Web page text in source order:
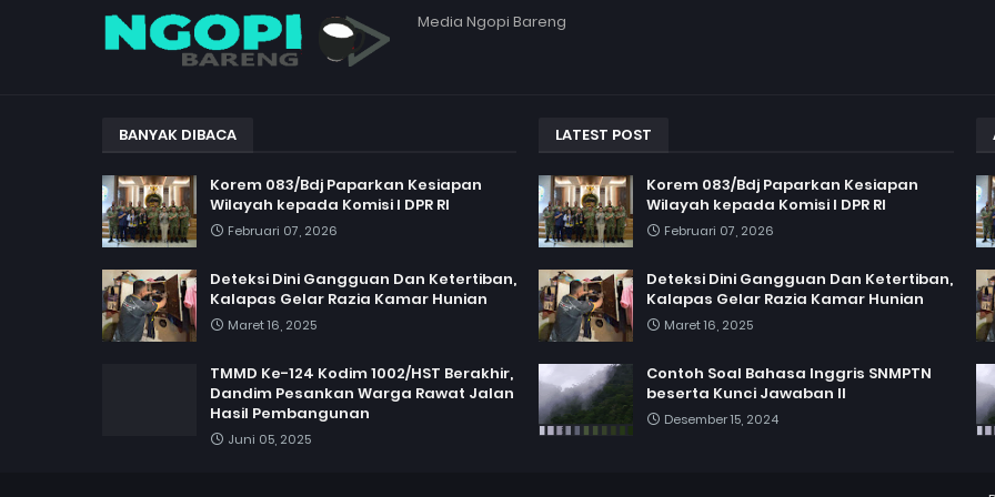
Media Ngopi Bareng
BANYAK DIBACA
Korem 083/Bdj Paparkan Kesiapan
Wilayah kepada Komisi I DPR RI
Februari 07, 2026
Deteksi Dini Gangguan Dan Ketertiban,
Kalapas Gelar Razia Kamar Hunian
Maret 16, 2025
TMMD Ke-124 Kodim 1002/HST Berakhir,
Dandim Pesankan Warga Rawat Jalan
Hasil Pembangunan
Juni 05, 2025
LATEST POST
Korem 083/Bdj Paparkan Kesiapan
Wilayah kepada Komisi I DPR RI
Februari 07, 2026
Deteksi Dini Gangguan Dan Ketertiban,
Kalapas Gelar Razia Kamar Hunian
Maret 16, 2025
Contoh Soal Bahasa Inggris SNMPTN
beserta Kunci Jawaban II
Desember 15, 2024